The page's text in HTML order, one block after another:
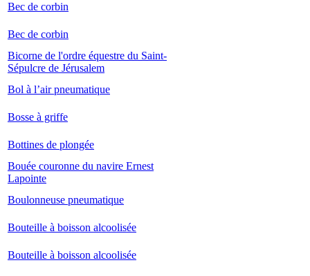
Bec de corbin
Bec de corbin
Bicorne de l'ordre équestre du Saint-
Sépulcre de Jérusalem
Bol à l’air pneumatique
Bosse à griffe
Bottines de plongée
Bouée couronne du navire Ernest
Lapointe
Boulonneuse pneumatique
Bouteille à boisson alcoolisée
Bouteille à boisson alcoolisée